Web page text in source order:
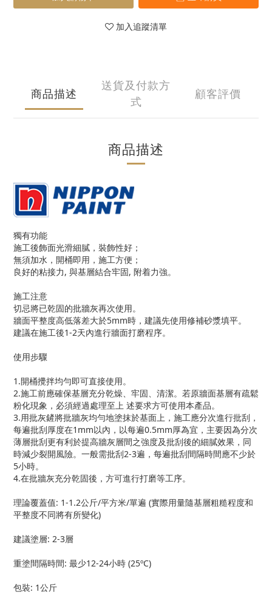
加入追蹤清單
商品描述
送貨及付款方
式
顧客評價
商品描述
獨有功能
施工後飾面光滑細膩，裝飾性好；
無須加水，開桶即用，施工方便；
良好的粘接力, 與基層結合牢固, 附着力強。
施工注意
切忌將已乾固的批牆灰再次使用。
牆面平整度高低落差大於5mm時，建議先使用修補砂漿填平。
建議在施工後1-2天內進行牆面打磨程序。
使用步驟
1.開桶攪拌均勻即可直接使用。
2.施工前應確保基層充分乾燥、牢固、清潔。若原牆面基層有疏鬆
粉化現象，必須經過處理至上 述要求方可使用本產品。
3.用批灰鏟將批牆灰均勻地塗抹於基面上，施工應分次進行批刮，
每遍批刮厚度在1mm以內，以每遍0.5mm厚為宜，主要因為分次
薄層批刮更有利於提高牆灰層間之強度及批刮後的細膩效果，同
時減少裂開風險。一般需批刮2-3遍，每遍批刮間隔時間應不少於
5小時。
4.在批牆灰充分乾固後，方可進行打磨等工序。
理論覆蓋值: 1-1.2公斤/平方米/單遍 (實際用量隨基層粗糙程度和
平整度不同將有所變化)
建議塗層: 2-3層
重塗間隔時間: 最少12-24小時 (25ºC)
包裝: 1公斤